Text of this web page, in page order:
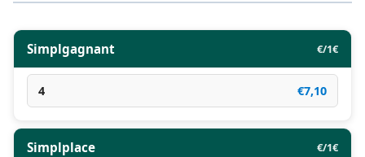
Simplgagnant €/1€
4 €7,10
Simplplace €/1€